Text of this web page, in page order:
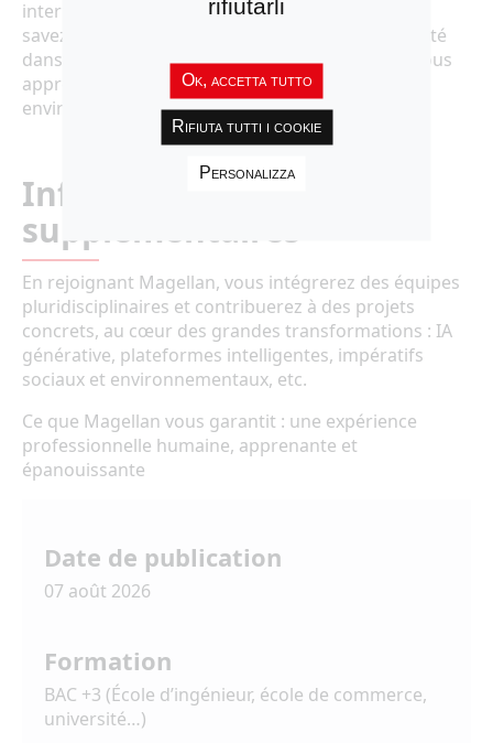
interlocuteurs Organisé(e) et rigoureux(se), vous
savez gérer vos priorités et faire preuve d’efficacité
dans vos missions Curieux(se) et polyvalent(e), vous
appréciez la diversité des tâches et les
environnements dynamiques
Informations
supplémentaires
En rejoignant Magellan, vous intégrerez des équipes
pluridisciplinaires et contribuerez à des projets
concrets, au cœur des grandes transformations : IA
générative, plateformes intelligentes, impératifs
sociaux et environnementaux, etc.
Ce que Magellan vous garantit : une expérience
professionnelle humaine, apprenante et
épanouissante
Date de publication
07 août 2026
Formation
BAC +3 (École d’ingénieur, école de commerce,
université…)
rifiutarli
Ok, accetta tutto
Rifiuta tutti i cookie
Personalizza